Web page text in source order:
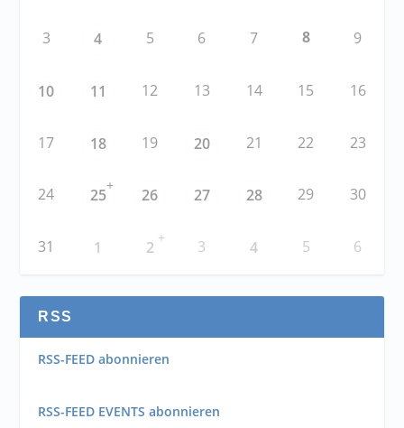
3 4 5 6 7 8 9
10 11 12 13 14 15 16
17 18 19 20 21 22 23
24 25
+
26 27 28 29 30
31 1 2
+ 3 4 5 6
RSS
RSS-FEED abonnieren
RSS-FEED EVENTS abonnieren